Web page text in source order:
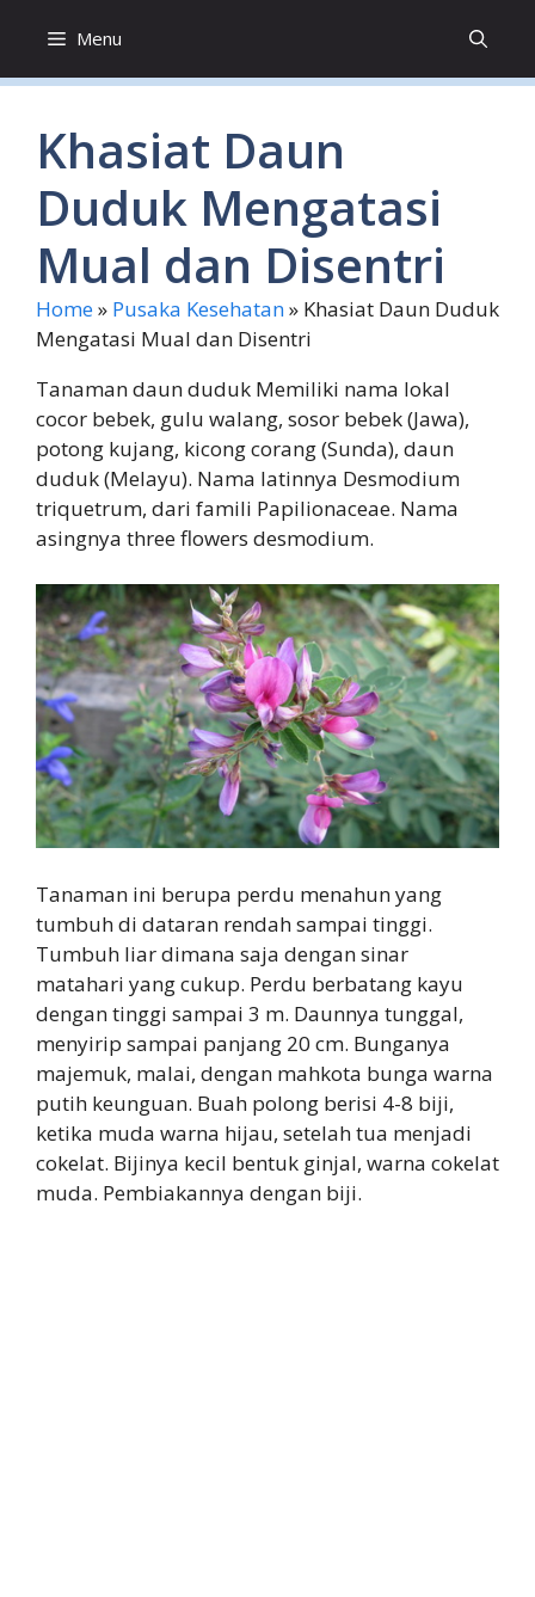
content
Menu
Khasiat Daun
Duduk Mengatasi
Mual dan Disentri
Home» Pusaka Kesehatan» Khasiat Daun Duduk
Mengatasi Mual dan Disentri
Tanaman daun duduk Memiliki nama lokal
cocor bebek, gulu walang, sosor bebek (Jawa),
potong kujang, kicong corang (Sunda), daun
duduk (Melayu). Nama latinnya Desmodium
triquetrum, dari famili Papilionaceae. Nama
asingnya three flowers desmodium.
Tanaman ini berupa perdu menahun yang
tumbuh di dataran rendah sampai tinggi.
Tumbuh liar dimana saja dengan sinar
matahari yang cukup. Perdu berbatang kayu
dengan tinggi sampai 3 m. Daunnya tunggal,
menyirip sampai panjang 20 cm. Bunganya
majemuk, malai, dengan mahkota bunga warna
putih keunguan. Buah polong berisi 4-8 biji,
ketika muda warna hijau, setelah tua menjadi
cokelat. Bijinya kecil bentuk ginjal, warna cokelat
muda. Pembiakannya dengan biji.